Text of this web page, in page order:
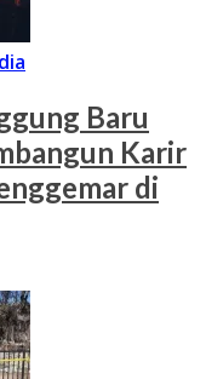
Baru
Karir
di